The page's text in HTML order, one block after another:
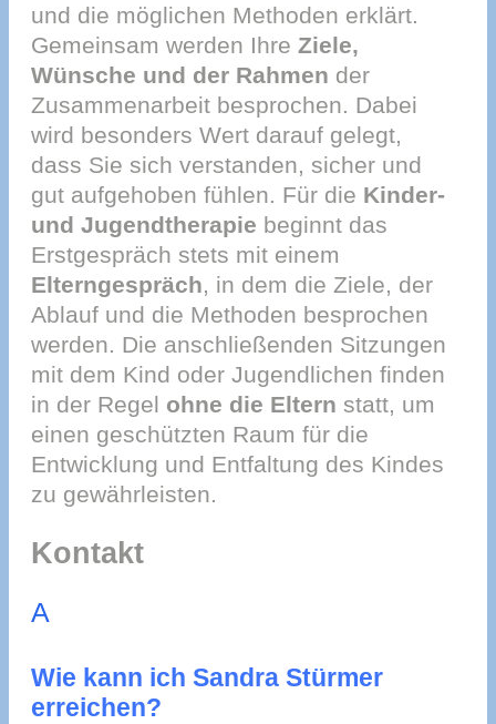
und die möglichen Methoden erklärt.
Gemeinsam werden Ihre Ziele,
Wünsche und der Rahmen der
Zusammenarbeit besprochen. Dabei
wird besonders Wert darauf gelegt,
dass Sie sich verstanden, sicher und
gut aufgehoben fühlen. Für die Kinder-
und Jugendtherapie beginnt das
Erstgespräch stets mit einem
Elterngespräch, in dem die Ziele, der
Ablauf und die Methoden besprochen
werden. Die anschließenden Sitzungen
mit dem Kind oder Jugendlichen finden
in der Regel ohne die Eltern statt, um
einen geschützten Raum für die
Entwicklung und Entfaltung des Kindes
zu gewährleisten.
Kontakt
A
Wie kann ich Sandra Stürmer
erreichen?